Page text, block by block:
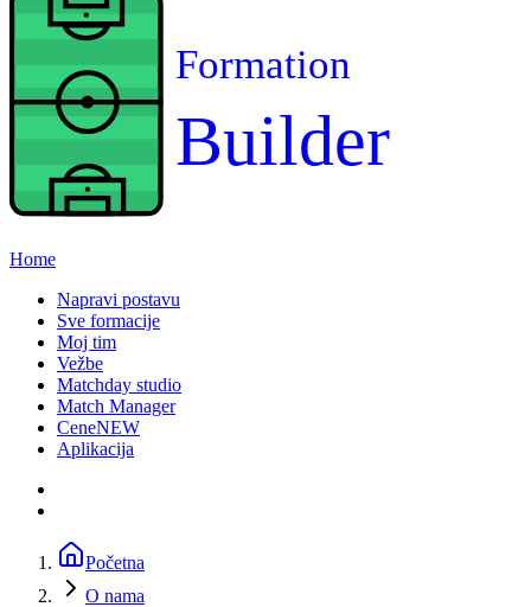
Formation
Builder
Home
Napravi postavu
Sve formacije
Moj tim
Vežbe
Matchday studio
Match Manager
CeneNEW
Aplikacija
Početna
O nama